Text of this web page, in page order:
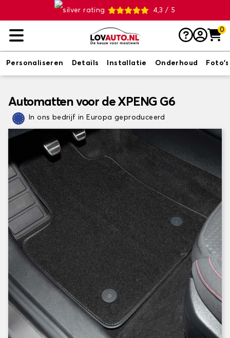
4,3 / 5
0
Personaliseren Details Installatie Onderhoud Foto's
Automatten voor de XPENG G6
In ons bedrijf in Europa geproduceerd